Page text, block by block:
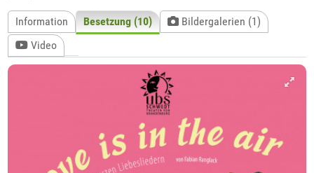
Information Besetzung (10)
Bildergalerien (1)
Video